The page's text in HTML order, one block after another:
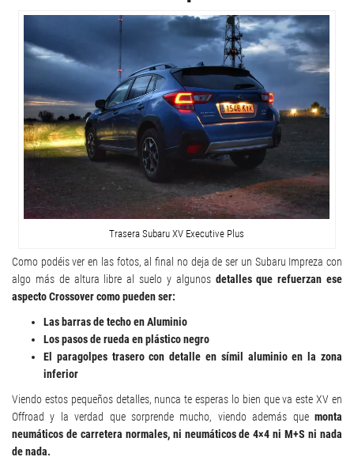
Trasera Subaru XV Executive Plus
Como podéis ver en las fotos, al final no deja de ser un Subaru Impreza con
algo más de altura libre al suelo y algunos detalles que refuerzan ese
aspecto Crossover como pueden ser:
Las barras de techo en Aluminio
Los pasos de rueda en plástico negro
El paragolpes trasero con detalle en símil aluminio en la zona
inferior
Viendo estos pequeños detalles, nunca te esperas lo bien que va este XV en
Offroad y la verdad que sorprende mucho, viendo además que monta
neumáticos de carretera normales, ni neumáticos de 4×4 ni M+S ni nada
de nada.